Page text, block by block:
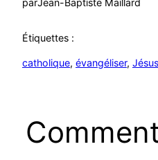
parJean-Baptiste Maillard
Étiquettes :
catholique, évangéliser, Jésus